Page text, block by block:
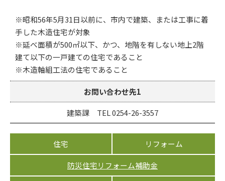
※昭和56年5月31日以前に、市内で建築、または工事に着
手した木造住宅が対象
※延べ面積が500㎡以下、かつ、地階を有しない地上2階
建て以下の一戸建ての住宅であること
※木造軸組工法の住宅であること
お問い合わせ先1
建築課 TEL 0254-26-3557
住宅 リフォーム
防災住宅リフォーム補助金